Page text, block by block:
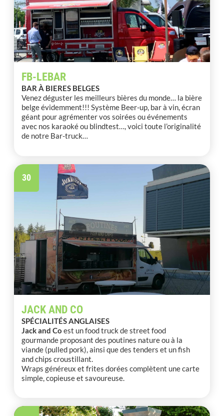
FB-LEBAR
BAR À BIERES BELGES
Venez déguster les meilleurs bières du monde… la bière
belge évidemment!!! Système Beer-up, bar à vin, écran
géant pour agrémenter vos soirées ou événements
avec nos karaoké ou blindtest…, voici toute l’originalité
de notre Bar-truck…
30
JACK AND CO
SPÉCIALITÉS ANGLAISES
Jack and Co est un food truck de street food
gourmande proposant des poutines nature ou à la
viande (pulled pork), ainsi que des tenders et un fish
and chips croustillant.
Wraps généreux et frites dorées complètent une carte
simple, copieuse et savoureuse.